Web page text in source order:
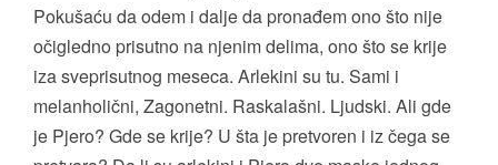
Pokušaću da odem i dalje da pronađem ono što nije
očigledno prisutno na njenim delima, ono što se krije
iza sveprisutnog meseca. Arlekini su tu. Sami i
melanholični, Zagonetni. Raskalašni. Ljudski. Ali gde
je Pjero? Gde se krije? U šta je pretvoren i iz čega se